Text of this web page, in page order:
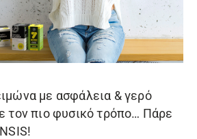
με ασφάλεια & γερό
τον πιο φυσικό τρόπο… Πάρε
!